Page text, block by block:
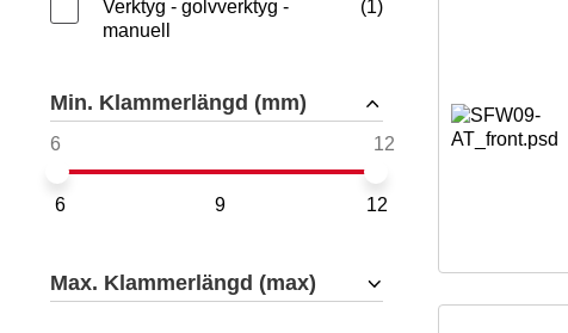
Verktyg - golvverktyg -
manuell
1
Min. Klammerlängd (mm)
6 9 12
Max. Klammerlängd (max)